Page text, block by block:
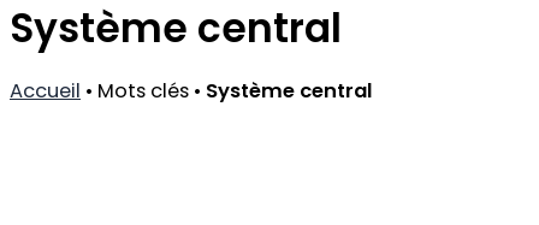
Système central
Accueil • Mots clés • Système central